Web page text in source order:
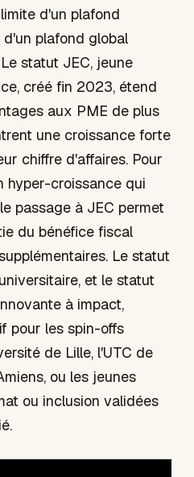
d'un plafond
plafond global
statut JEC, jeune
créé fin 2023, étend
aux PME de plus
une croissance forte
chiffre d'affaires. Pour
hyper-croissance qui
passage à JEC permet
du bénéfice fiscal
Le statut
et le statut
à impact,
pour les spin-offs
de Lille, l'UTC de
ou les jeunes
ou inclusion validées